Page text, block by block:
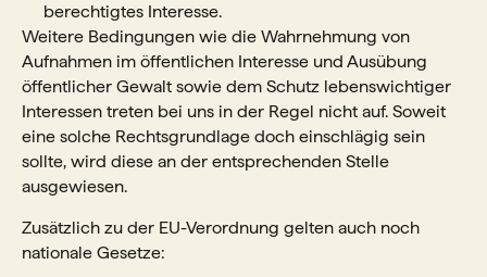
berechtigtes Interesse.
Weitere Bedingungen wie die Wahrnehmung von
Aufnahmen im öffentlichen Interesse und Ausübung
öffentlicher Gewalt sowie dem Schutz lebenswichtiger
Interessen treten bei uns in der Regel nicht auf. Soweit
eine solche Rechtsgrundlage doch einschlägig sein
sollte, wird diese an der entsprechenden Stelle
ausgewiesen.
Zusätzlich zu der EU-Verordnung gelten auch noch
nationale Gesetze: